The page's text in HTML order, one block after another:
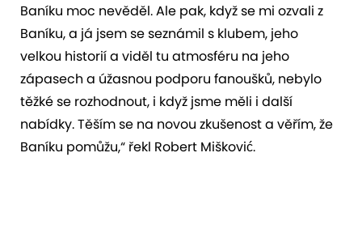
Baníku moc nevěděl. Ale pak, když se mi ozvali z
Baníku, a já jsem se seznámil s klubem, jeho
velkou historií a viděl tu atmosféru na jeho
zápasech a úžasnou podporu fanoušků, nebylo
těžké se rozhodnout, i když jsme měli i další
nabídky. Těším se na novou zkušenost a věřím, že
Baníku pomůžu,“ řekl Robert Mišković.